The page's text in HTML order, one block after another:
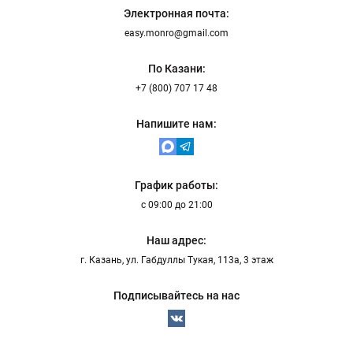
Электронная почта:
easy.monro@gmail.com
По Казани:
+7 (800) 707 17 48
Напишите нам:
График работы:
с 09:00 до 21:00
Наш адрес:
г. Казань, ул. Габдуллы Тукая, 113а, 3 этаж
Подписывайтесь на нас